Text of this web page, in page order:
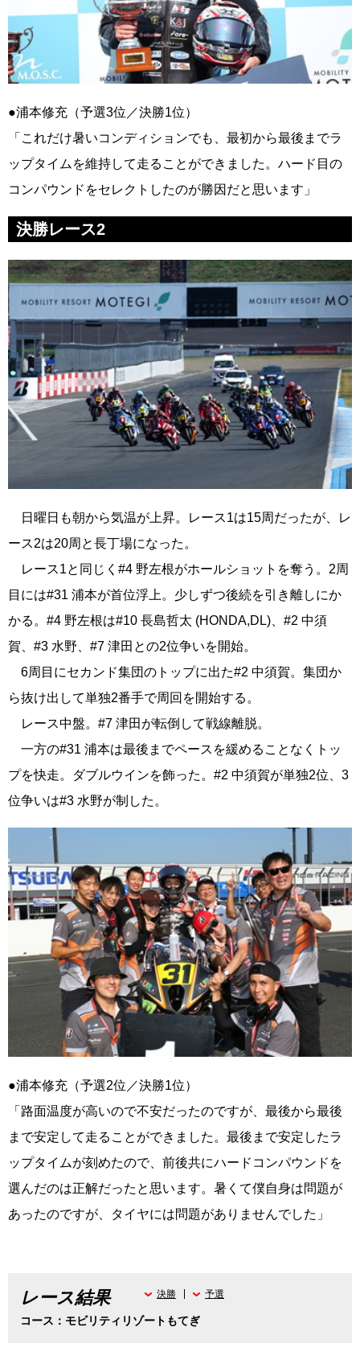
●浦本修充（予選3位／決勝1位）
「これだけ暑いコンディションでも、最初から最後までラ
ップタイムを維持して走ることができました。ハード目の
コンパウンドをセレクトしたのが勝因だと思います」
決勝レース2
日曜日も朝から気温が上昇。レース1は15周だったが、レ
ース2は20周と長丁場になった。
レース1と同じく#4 野左根がホールショットを奪う。2周
目には#31 浦本が首位浮上。少しずつ後続を引き離しにか
かる。#4 野左根は#10 長島哲太 (HONDA,DL)、#2 中須
賀、#3 水野、#7 津田との2位争いを開始。
6周目にセカンド集団のトップに出た#2 中須賀。集団か
ら抜け出して単独2番手で周回を開始する。
レース中盤。#7 津田が転倒して戦線離脱。
一方の#31 浦本は最後までペースを緩めることなくトッ
プを快走。ダブルウインを飾った。#2 中須賀が単独2位、3
位争いは#3 水野が制した。
●浦本修充（予選2位／決勝1位）
「路面温度が高いので不安だったのですが、最後から最後
まで安定して走ることができました。最後まで安定したラ
ップタイムが刻めたので、前後共にハードコンパウンドを
選んだのは正解だったと思います。暑くて僕自身は問題が
あったのですが、タイヤには問題がありませんでした」
レース結果
コース：モビリティリゾートもてぎ
決勝 予選